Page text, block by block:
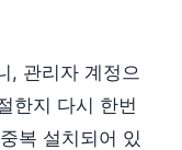
, 관리자 계정으
한지 다시 한번
복 설치되어 있